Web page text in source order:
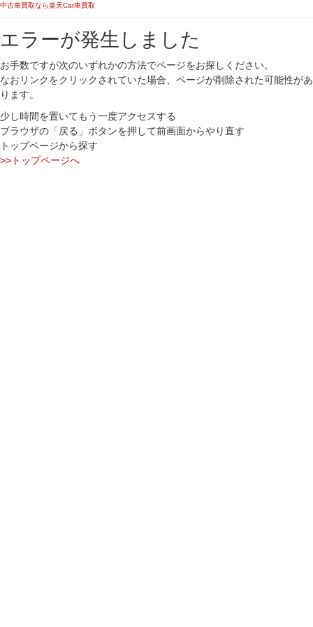
中古車買取なら楽天Car車買取
エラーが発生しました
お手数ですが次のいずれかの方法でページをお探しください。
なおリンクをクリックされていた場合、ページが削除された可能性があ
ります。
少し時間を置いてもう一度アクセスする
ブラウザの「戻る」ボタンを押して前画面からやり直す
トップページから探す
>>トップページへ